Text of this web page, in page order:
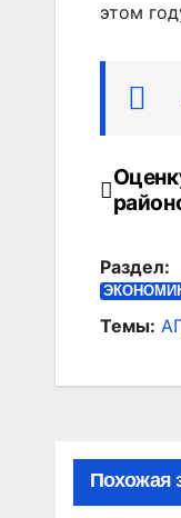
этом
Раздел:
Темы:
Похожая